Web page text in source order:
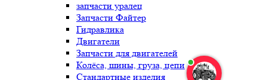
запчасти уралец
Запчасти Файтер
Гидравлика
Двигатели
Запчасти для двигателей
Колёса, шины, груза, цепи
Стандартные изделия